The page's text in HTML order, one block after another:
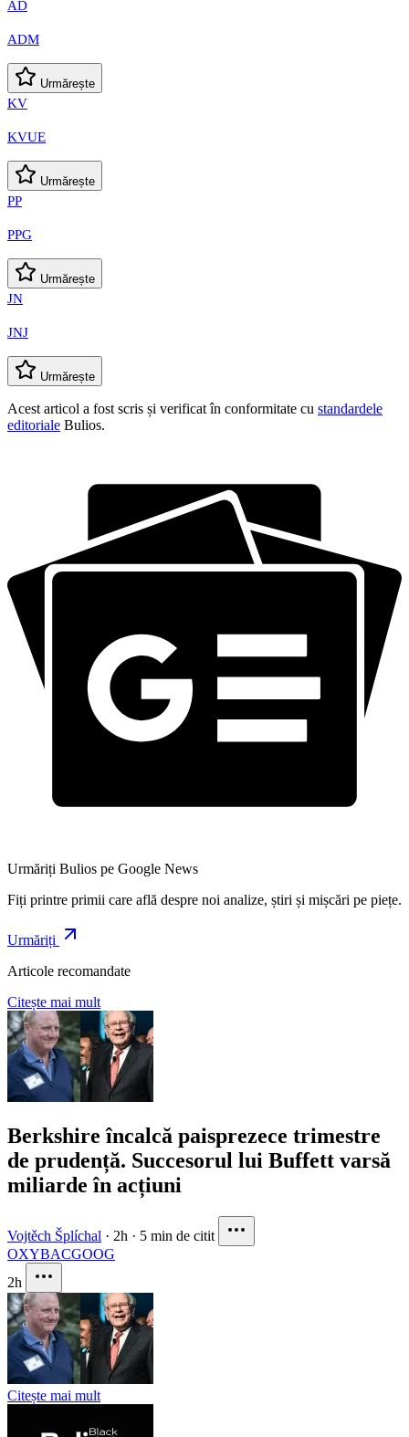
AD
ADM
Urmărește
KV
KVUE
Urmărește
PP
PPG
Urmărește
JN
JNJ
Urmărește
Acest articol a fost scris și verificat în conformitate cu standardele
editoriale Bulios.
Urmăriți Bulios pe Google News
Fiți printre primii care află despre noi analize, știri și mișcări pe piețe.
Urmăriți
Articole recomandate
Citește mai mult
Berkshire încalcă paisprezece trimestre
de prudență. Succesorul lui Buffett varsă
miliarde în acțiuni
Vojtěch Šplíchal · 2h · 5 min de citit
OXYBACGOOG
2h
Citește mai mult